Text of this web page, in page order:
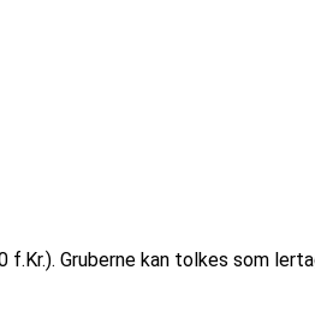
Gruberne kan tolkes som